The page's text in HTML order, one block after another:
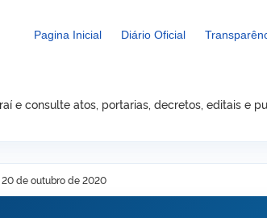
Pagina Inicial Diário Oficial
e consulte atos, portarias, decretos, editais e
20 de outubro de 2020